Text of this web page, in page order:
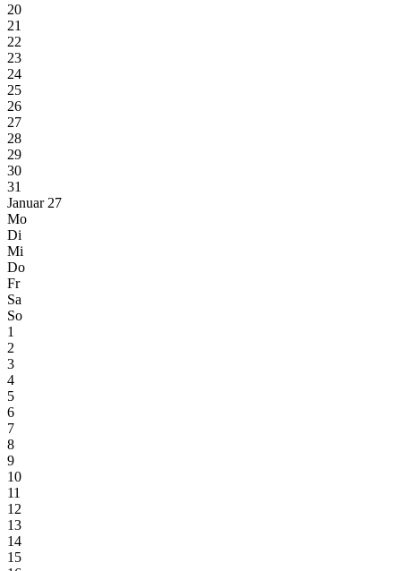
20
21
22
23
24
25
26
27
28
29
30
31
Januar 27
Mo
Di
Mi
Do
Fr
Sa
So
1
2
3
4
5
6
7
8
9
10
11
12
13
14
15